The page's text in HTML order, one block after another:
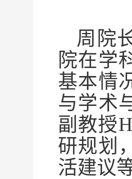
周院
院在学
基本情
与学术
副教授
研规划
活建议